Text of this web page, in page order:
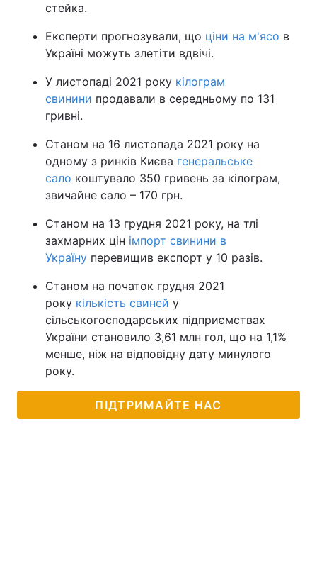
стейка.
Експерти прогнозували, що ціни на м'ясо в
Україні можуть злетіти вдвічі.
У листопаді 2021 року кілограм
свинини продавали в середньому по 131
гривні.
Станом на 16 листопада 2021 року на
одному з ринків Києва генеральське
сало коштувало 350 гривень за кілограм,
звичайне сало – 170 грн.
Станом на 13 грудня 2021 року, на тлі
захмарних цін імпорт свинини в
Україну перевищив експорт у 10 разів.
Станом на початок грудня 2021
року кількість свиней у
сільськогосподарських підприємствах
України становило 3,61 млн гол, що на 1,1%
менше, ніж на відповідну дату минулого
року.
ПІДТРИМАЙТЕ НАС